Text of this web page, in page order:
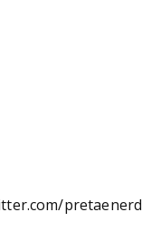
pretaenerd